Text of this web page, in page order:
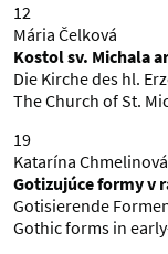
12
Mária Čelková
Kostol sv. Michala
Die Kirche des hl.
The Church of St.
19
Katarína Chmelinová
Gotizujúce formy v
Gotisierende
Gothic forms in